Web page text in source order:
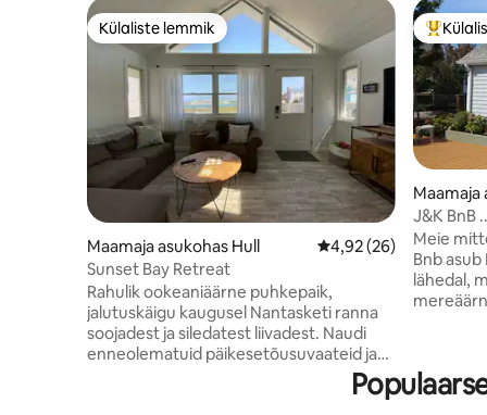
Külaliste lemmik
Külaliste lemmik
Maamaja asukohas Hull Keskmine hinnang
4,92 (26)
Sunset Bay Retreat
Rahulik ookeaniäärne puhkepaik,
jalutuskäigu kaugusel Nantasketi ranna
soojadest ja siledatest liivadest. Naudi
enneolematuid päikesetõusuvaateid ja
selle privaatse majutuskoha hubast võlu,
kus on kaks magamistuba, üks vannituba,
p
J&K BnB
Airbnb
Meie
Bnb
lähedal,
mereäärne
külmik.
tasuta 5G